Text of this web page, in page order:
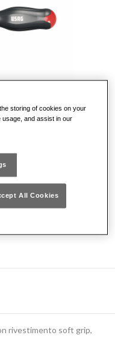
CON
rivestimento soft grip,
storing of cookies on your
usage, and assist in our
All Cookies